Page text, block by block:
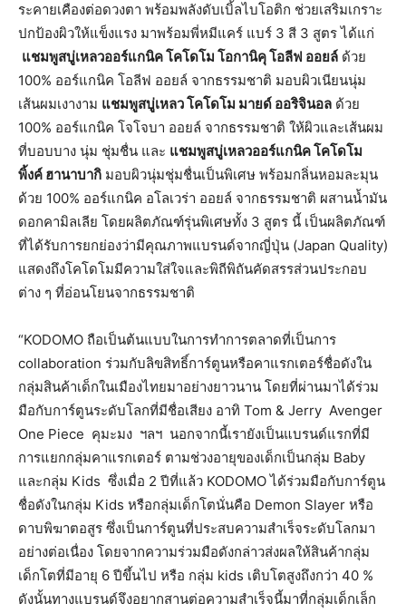
ระคายเคืองต่อดวงตา พร้อมพลังดับเบิ้ลไบโอติก ช่วยเสริมเกราะ
ปกป้องผิวให้แข็งแรง มาพร้อมพี่หมีแคร์ แบร์ 3 สี 3 สูตร ได้แก่
แชมพูสบู่เหลวออร์แกนิค โคโดโม โอกานิคุ โอลีฟ ออยล์ ด้วย
100% ออร์แกนิค โอลีฟ ออยล์ จากธรรมชาติ มอบผิวเนียนนุ่ม
เส้นผมเงางาม แชมพูสบู่เหลว โคโดโม มายด์ ออริจินอล ด้วย
100% ออร์แกนิค โจโจบา ออยล์ จากธรรมชาติ ให้ผิวและเส้นผม
ที่บอบบาง นุ่ม ชุ่มชื่น และ แชมพูสบู่เหลวออร์แกนิค โคโดโม
พิ้งค์ ฮานาบากิ มอบผิวนุ่มชุ่มชื่นเป็นพิเศษ พร้อมกลิ่นหอมละมุน
ด้วย 100% ออร์แกนิค อโลเวร่า ออยล์ จากธรรมชาติ ผสานน้ำมัน
ดอกคามิลเลีย โดยผลิตภัณฑ์รุ่นพิเศษทั้ง 3 สูตร นี้ เป็นผลิตภัณฑ์
ที่ได้รับการยกย่องว่ามีคุณภาพแบรนด์จากญี่ปุ่น (Japan Quality)
แสดงถึงโคโดโมมีความใส่ใจและพิถีพิถันคัดสรรส่วนประกอบ
ต่าง ๆ ที่อ่อนโยนจากธรรมชาติ
“KODOMO ถือเป็นต้นแบบในการทำการตลาดที่เป็นการ
collaboration ร่วมกับลิขสิทธิ์การ์ตูนหรือคาแรกเตอร์ชื่อดังใน
กลุ่มสินค้าเด็กในเมืองไทยมาอย่างยาวนาน โดยที่ผ่านมาได้ร่วม
มือกับการ์ตูนระดับโลกที่มีชื่อเสียง อาทิ Tom & Jerry Avenger
One Piece คุมะมง ฯลฯ นอกจากนี้เรายังเป็นแบรนด์แรกที่มี
การแยกกลุ่มคาแรกเตอร์ ตามช่วงอายุของเด็กเป็นกลุ่ม Baby
และกลุ่ม Kids ซึ่งเมื่อ 2 ปีที่แล้ว KODOMO ได้ร่วมมือกับการ์ตูน
ชื่อดังในกลุ่ม Kids หรือกลุ่มเด็กโตนั่นคือ Demon Slayer หรือ
ดาบพิฆาตอสูร ซึ่งเป็นการ์ตูนที่ประสบความสำเร็จระดับโลกมา
อย่างต่อเนื่อง โดยจากความร่วมมือดังกล่าวส่งผลให้สินค้ากลุ่ม
เด็กโตที่มีอายุ 6 ปีขึ้นไป หรือ กลุ่ม kids เติบโตสูงถึงกว่า 40 %
ดังนั้นทางแบรนด์จึงอยากสานต่อความสำเร็จนี้มาที่กลุ่มเด็กเล็ก